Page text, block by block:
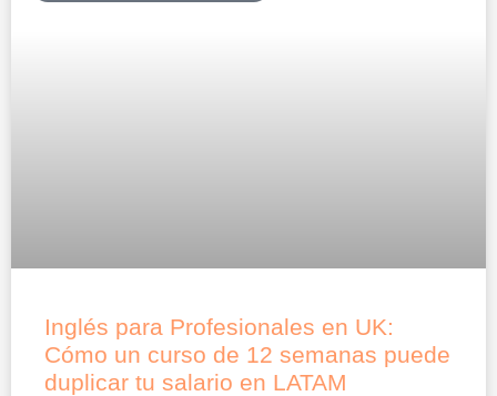
Inglés para Profesionales en UK:
Cómo un curso de 12 semanas puede
duplicar tu salario en LATAM